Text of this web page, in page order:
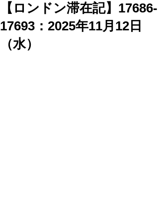
【ロンドン滞在記】17686-
17693：2025年11月12日
（水）